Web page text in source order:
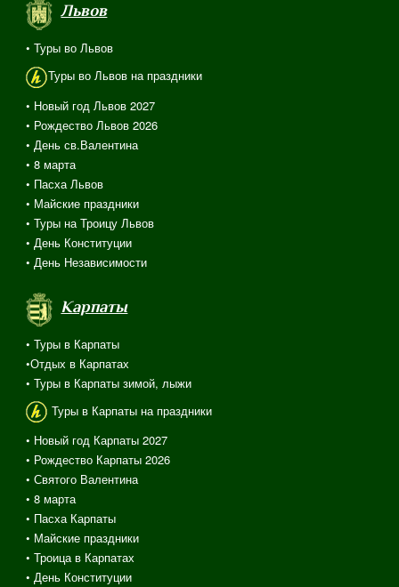
Львов
• Туры во Львов
Туры во Львов на праздники
• Новый год Львов 2027
• Рождество Львов 2026
• День св.Валентина
• 8 марта
• Пасха Львов
• Майские праздники
• Туры на Троицу Львов
• День Конституции
• День Независимости
Карпаты
• Туры в Карпаты
•Отдых в Карпатах
• Туры в Карпаты зимой, лыжи
Туры в Карпаты на праздники
• Новый год Карпаты 2027
• Рождество Карпаты 2026
• Святого Валентина
• 8 марта
• Пасха Карпаты
• Майские праздники
• Троица в Карпатах
• День Конституции